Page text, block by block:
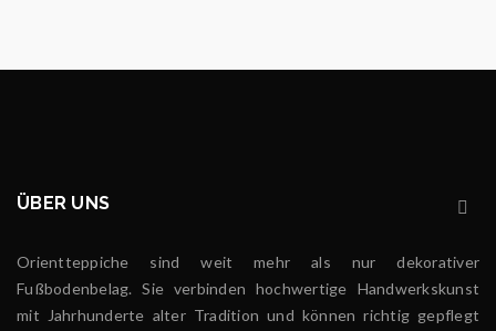
ÜBER UNS
Orientteppiche sind weit mehr als nur dekorativer
Fußbodenbelag. Sie verbinden hochwertige Handwerkskunst
mit Jahrhunderte alter Tradition und können richtig gepflegt